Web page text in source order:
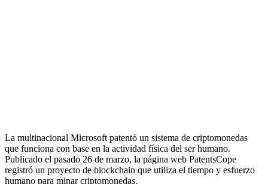
La multinacional Microsoft patentó un sistema de criptomonedas
que funciona con base en la actividad física del ser humano.
Publicado el pasado 26 de marzo, la página web PatentsCope
registró un proyecto de blockchain que utiliza el tiempo y esfuerzo
humano para minar criptomonedas.